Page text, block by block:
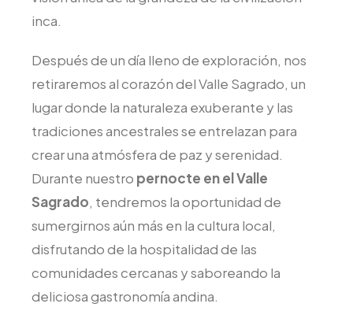
inca.
Después de un día lleno de exploración, nos
retiraremos al corazón del Valle Sagrado, un
lugar donde la naturaleza exuberante y las
tradiciones ancestrales se entrelazan para
crear una atmósfera de paz y serenidad.
Durante nuestro pernocte en el Valle
Sagrado, tendremos la oportunidad de
sumergirnos aún más en la cultura local,
disfrutando de la hospitalidad de las
comunidades cercanas y saboreando la
deliciosa gastronomía andina.